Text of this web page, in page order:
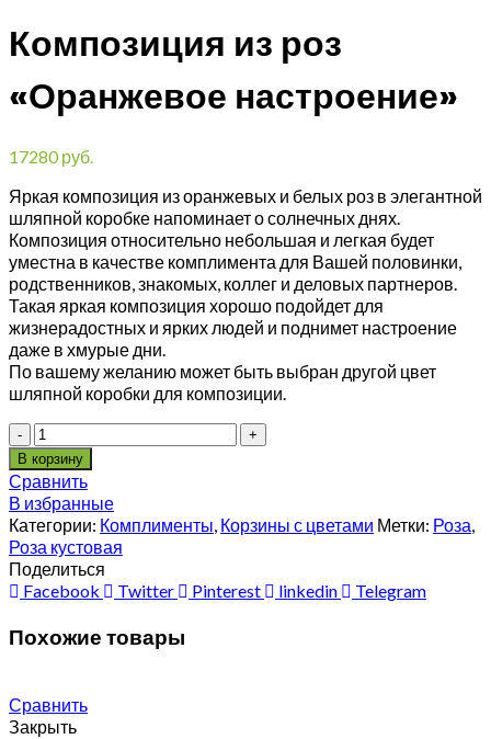
Композиция из роз
«Оранжевое настроение»
17280руб.
Яркая композиция из оранжевых и белых роз в элегантной
шляпной коробке напоминает о солнечных днях.
Композиция относительно небольшая и легкая будет
уместна в качестве комплимента для Вашей половинки,
родственников, знакомых, коллег и деловых партнеров.
Такая яркая композиция хорошо подойдет для
жизнерадостных и ярких людей и поднимет настроение
даже в хмурые дни.
По вашему желанию может быть выбран другой цвет
шляпной коробки для композиции.
Количество
В корзину
Сравнить
В избранные
Категории: Комплименты, Корзины с цветами Метки: Роза,
Роза кустовая
Поделиться
Facebook
Twitter Pinterest linkedin Telegram
Похожие товары
Сравнить
Закрыть